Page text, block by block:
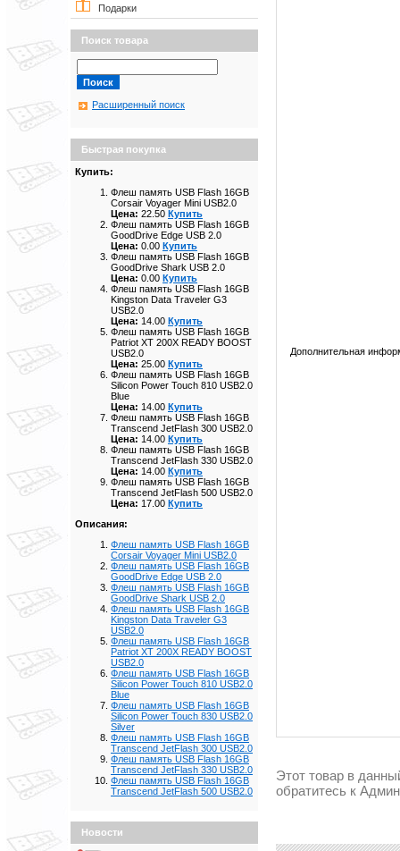
Подарки
Поиск товара
Расширенный поиск
Быстрая покупка
Купить:
Флеш память USB Flash 16GB
Corsair Voyager Mini USB2.0
Цена: 22.50 Купить
Флеш память USB Flash 16GB
GoodDrive Edge USB 2.0
Цена: 0.00 Купить
Флеш память USB Flash 16GB
GoodDrive Shark USB 2.0
Цена: 0.00 Купить
Флеш память USB Flash 16GB
Kingston Data Traveler G3
USB2.0
Цена: 14.00 Купить
Флеш память USB Flash 16GB
Patriot XT 200X READY BOOST
USB2.0
Цена: 25.00 Купить
Флеш память USB Flash 16GB
Silicon Power Touch 810 USB2.0
Blue
Цена: 14.00 Купить
Флеш память USB Flash 16GB
Transcend JetFlash 300 USB2.0
Цена: 14.00 Купить
Флеш память USB Flash 16GB
Transcend JetFlash 330 USB2.0
Цена: 14.00 Купить
Флеш память USB Flash 16GB
Transcend JetFlash 500 USB2.0
Цена: 17.00 Купить
Описания:
Флеш память USB Flash 16GB
Corsair Voyager Mini USB2.0
Флеш память USB Flash 16GB
GoodDrive Edge USB 2.0
Флеш память USB Flash 16GB
GoodDrive Shark USB 2.0
Флеш память USB Flash 16GB
Kingston Data Traveler G3
USB2.0
Флеш память USB Flash 16GB
Patriot XT 200X READY BOOST
USB2.0
Флеш память USB Flash 16GB
Silicon Power Touch 810 USB2.0
Blue
Флеш память USB Flash 16GB
Silicon Power Touch 830 USB2.0
Silver
Флеш память USB Flash 16GB
Transcend JetFlash 300 USB2.0
Флеш память USB Flash 16GB
Transcend JetFlash 330 USB2.0
Флеш память USB Flash 16GB
Transcend JetFlash 500 USB2.0
Новости
Дополнительная
Этот товар в
обратитесь к